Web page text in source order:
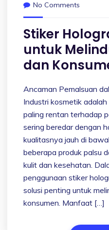
No Comments
Stiker
untuk
dan
Ancaman Pemalsuan
Industri kosmetik
paling rentan terhadap
sering beredar dengan
kualitasnya jauh di
beberapa produk palsu
kulit dan kesehatan.
penggunaan stiker
solusi penting untuk
konsumen. Manfaat […]